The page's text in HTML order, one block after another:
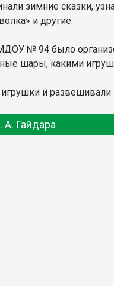
зимние сказки,
и другие.
№ 94 было
шары, какими
и
А. Гайдара